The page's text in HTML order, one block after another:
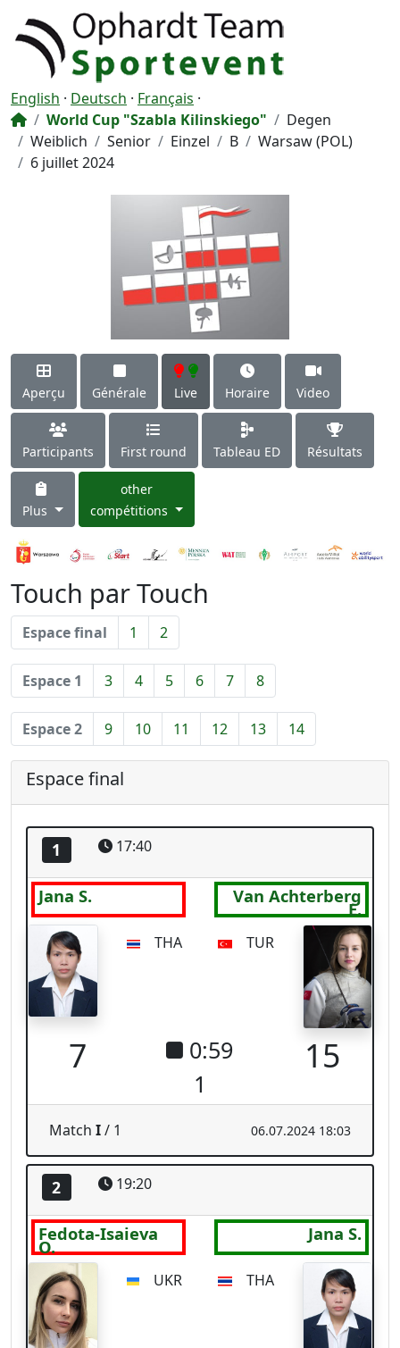
English · Deutsch · Français ·
World Cup "Szabla Kilinskiego"
Degen
Weiblich
Senior Einzel B
Warsaw (POL)
6 juillet 2024
Aperçu Générale Live Horaire Video
Participants First round Tableau ED Résultats
Plus
other
compétitions
Touch par Touch
Espace final 1 2
Espace 1 3 4 5 6 7 8
Espace 2 9 10 11 12 13 14
Espace final
1 17:40
Jana S. Van Achterberg
E.
THA TUR
7 15
2 19:20
Fedota-Isaieva
O.
UKR THA
15
1:35
7